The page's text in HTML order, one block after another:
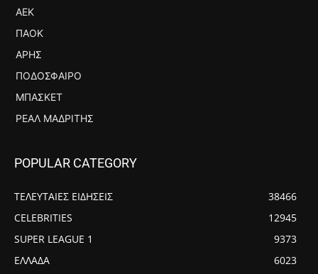
ΑΕΚ
ΠΑΟΚ
ΆΡΗΣ
ΠΟΔΌΣΦΑΙΡΟ
ΜΠΆΣΚΕΤ
ΡΕΆΛ ΜΑΔΡΊΤΗΣ
POPULAR CATEGORY
ΤΕΛΕΥΤΑΙΕΣ ΕΙΔΗΣΕΙΣ
38466
CELEBRITIES
12945
SUPER LEAGUE 1
9373
ΕΛΛΑΔΑ
6023